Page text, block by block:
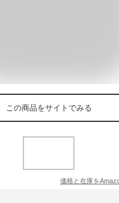
この商品をサイトでみる
価格と在庫を